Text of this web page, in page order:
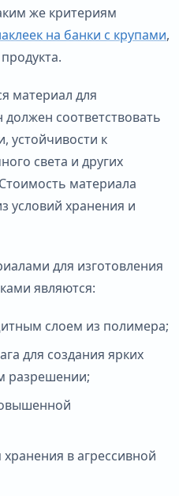
же критериям
на банки с крупами,
материал для
должен соответствовать
устойчивости к
света и других
материала
условий хранения и
для изготовления
являются:
слоем из полимера;
для создания ярких
разрешении;
в агрессивной